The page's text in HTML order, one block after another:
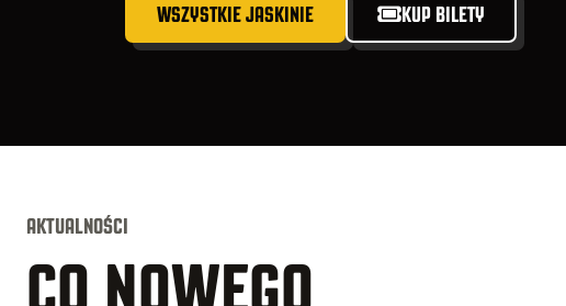
WSZYSTKIE JASKINIE KUP BILETY
AKTUALNOŚCI